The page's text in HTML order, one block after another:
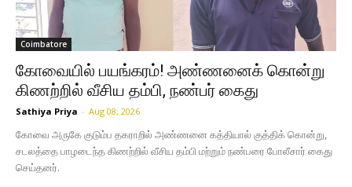
Coimbatore
கோவையில் பயங்கரம்! அண்ணனைக் கொன்று
கிணற்றில் வீசிய தம்பி, நண்பர் கைது
Sathiya Priya - Aug 08, 2026
கோவை அருகே குடும்ப தகராறில் அண்ணனை கத்தியால் குத்திக் கொன்று,
சடலத்தை பாழடைந்த கிணற்றில் வீசிய தம்பி மற்றும் நண்பரை போலீசார் கைது
செய்தனர்.